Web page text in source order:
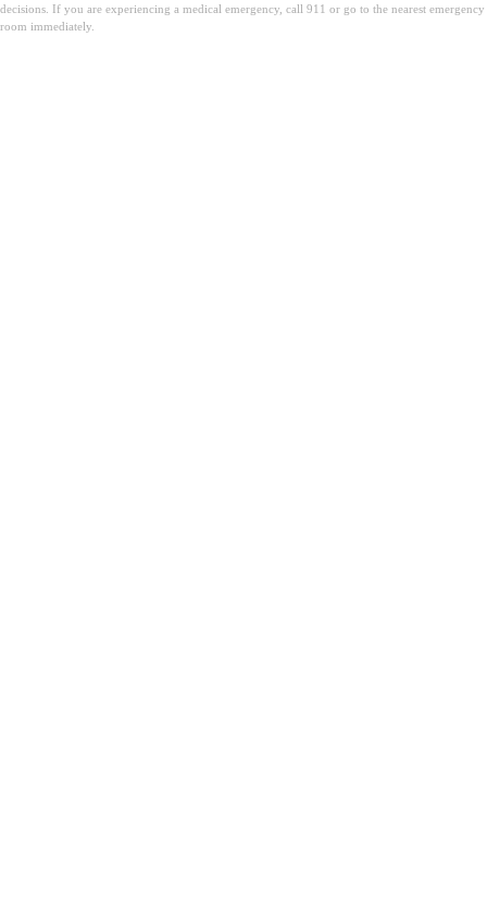
decisions. If you are experiencing a medical emergency, call 911 or go to the nearest emergency
room immediately.